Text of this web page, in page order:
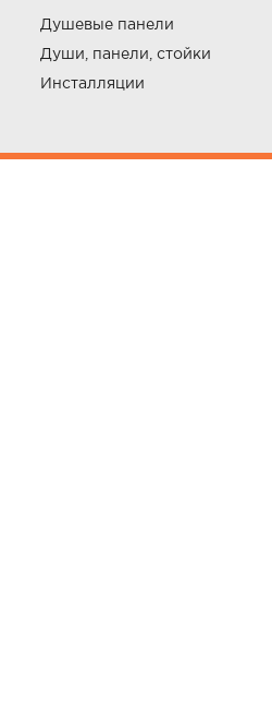
Душевые панели
Души, панели, стойки
Инсталляции